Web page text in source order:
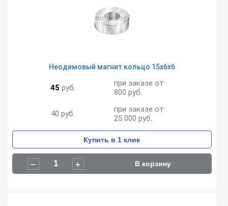
Неодимовый магнит кольцо 15х6х6
45 руб.
при заказе от
800 руб.
40 руб.
при заказе от
25 000 руб.